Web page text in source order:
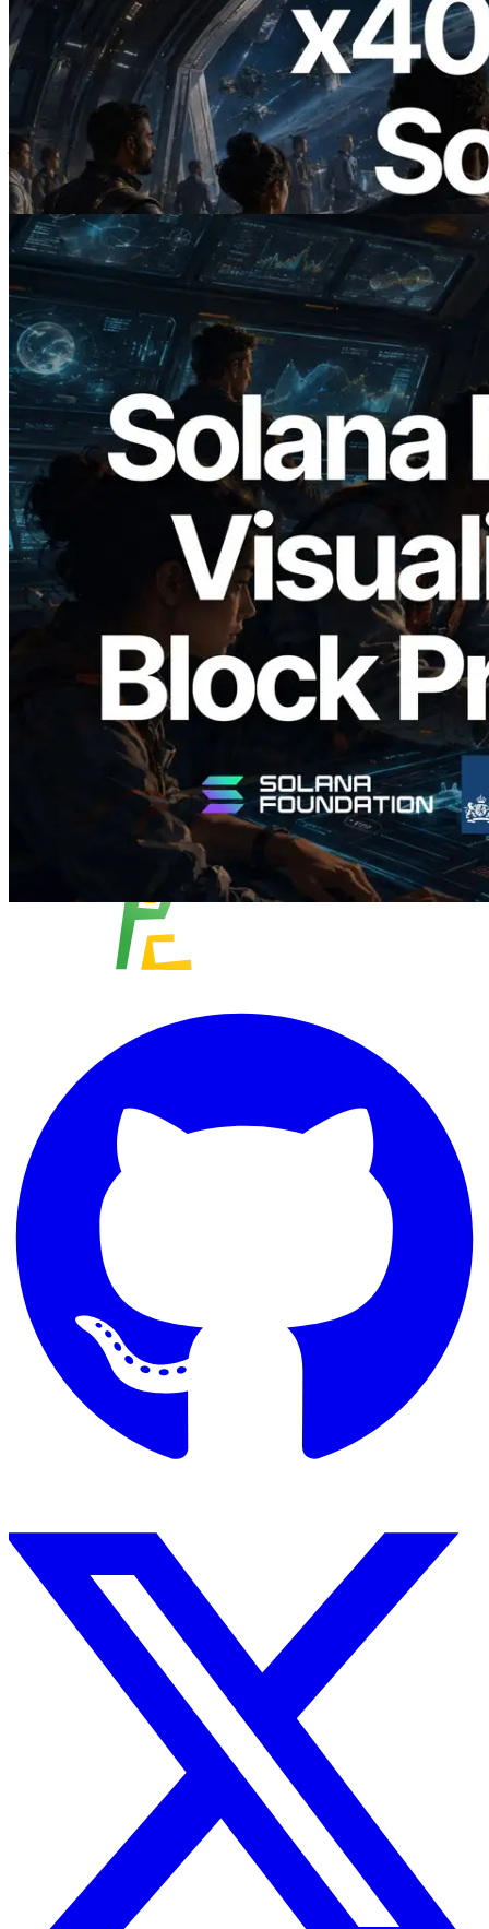
2026.07.04
ERPC 发布支持 x402 支付的 Solana RPC
— AI Agent 按需为 API 付费的时代开启
阅读此文章
2026.05.24
Validators Solutions 发布 Solana Block
Analyzer — 以 slot 为单位可视化区块生
成时间与对应验证者